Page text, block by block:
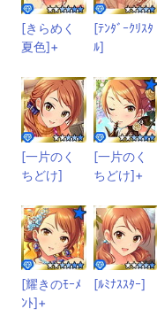
[きらめく
夏色]+
[ﾃﾝﾀﾞｰｸﾘｽﾀ
ﾙ]
[一片のく
ちどけ]
[一片のく
ちどけ]+
[耀きのﾓｰﾒ
ﾝﾄ]+
[ﾙﾐﾅｽｽﾀｰ]